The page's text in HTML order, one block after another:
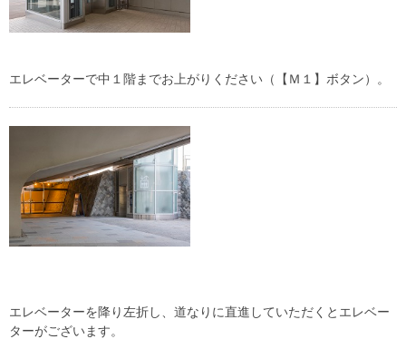
エレベーターで中１階までお上がりください（【Ｍ１】ボタン）。
エレベーターを降り左折し、道なりに直進していただくとエレベー
ターがございます。